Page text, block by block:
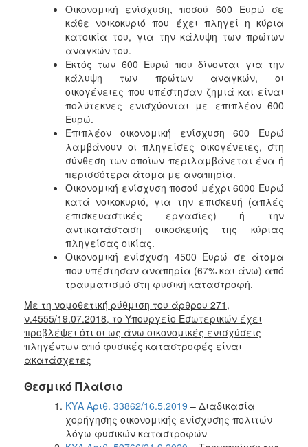
Αυτόματοι
Απινιδωτές
Οικονομική ενίσχυση, ποσού 600 Ευρώ σε
κάθε νοικοκυριό που έχει πληγεί η κύρια
κατοικία του, για την κάλυψη των πρώτων
αναγκών του.
Εκτός των 600 Ευρώ που δίνονται για την
κάλυψη των πρώτων αναγκών, οι
οικογένειες που υπέστησαν ζημιά και είναι
πολύτεκνες ενισχύονται με επιπλέον 600
Ευρώ.
Επιπλέον οικονομική ενίσχυση 600 Ευρώ
λαμβάνουν οι πληγείσες οικογένειες, στη
σύνθεση των οποίων περιλαμβάνεται ένα ή
περισσότερα άτομα με αναπηρία.
Οικονομική ενίσχυση ποσού μέχρι 6000 Ευρώ
κατά νοικοκυριό, για την επισκευή (απλές
επισκευαστικές εργασίες) ή την
αντικατάσταση οικοσκευής της κύριας
πληγείσας οικίας.
Οικονομική ενίσχυση 4500 Ευρώ σε άτομα
που υπέστησαν αναπηρία (67% και άνω) από
τραυματισμό στη φυσική καταστροφή.
Με τη νομοθετική ρύθμιση του άρθρου 271,
ν.4555/19.07.2018, το Υπουργείο Εσωτερικών έχει
προβλέψει ότι οι ως άνω οικονομικές ενισχύσεις
πληγέντων από φυσικές καταστροφές είναι
ακατάσχετες
Θεσμικό Πλαίσιο
ΚΥΑ Αριθ. 33862/16.5.2019 – Διαδικασία
χορήγησης οικονομικής ενίσχυσης πολιτών
λόγω φυσικών καταστροφών